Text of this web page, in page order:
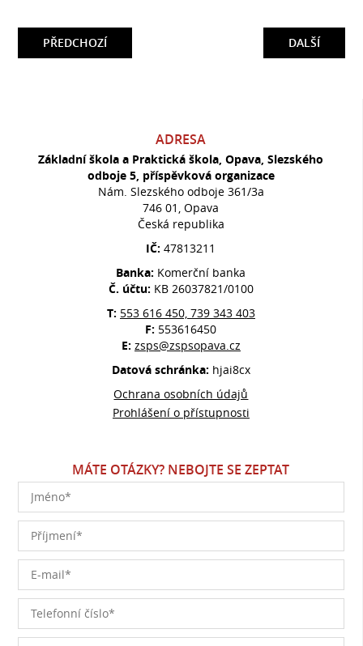
DALŠÍ
PŘEDCHOZÍ
ADRESA
Základní škola a Praktická škola, Opava, Slezského
odboje 5, příspěvková organizace
Nám. Slezského odboje 361/3a
746 01, Opava
Česká republika
IČ:47813211
Banka: Komerční banka
Č. účtu: KB 26037821/0100
T: 553 616 450, 739 343 403
F: 553616450
E: zsps@zspsopava.cz
Datová schránka: hjai8cx
Ochrana osobních údajů
Prohlášení o přístupnosti
MÁTE OTÁZKY? NEBOJTE SE ZEPTAT